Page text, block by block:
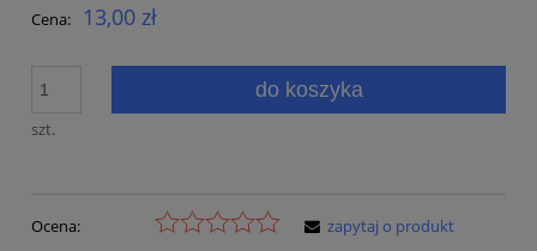
Cena: 13,00 zł
szt.
do koszyka
Ocena:
zapytaj o produkt